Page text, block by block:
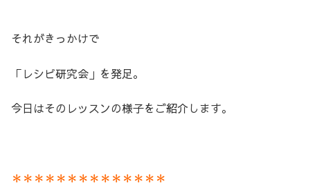
それがきっかけで
「レシピ研究会」を発足。
今日はそのレッスンの様子をご紹介します。
＊＊＊＊＊＊＊＊＊＊＊＊＊＊